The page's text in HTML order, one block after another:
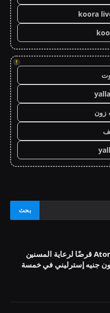
!
زون
يقدم Atom Bank قرضًا لرعاية المسنين
1.1 مليون جنيه إسترليني في خمسة